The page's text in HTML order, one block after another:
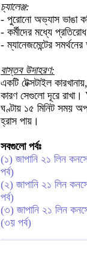
চ্যালেঞ্জ:
- পুরোনো অভ্যাস ভাঙা
- কর্মীদের মধ্যে
- ম্যানেজমেন্টের
বাস্তব উদাহরণ:
একটি টেক্সটাইল
কারণ সেগুলো দূরে
ঘণ্টায় ১৫ মিনিট সময়
হ্রাস পায়।
সবগুলো পর্বঃ
(১) জাপানি ২১ লিন
পর্ব)
(২) জাপানি ২১ লিন
পর্ব)
(৩) জাপানি ২১ লিন
(৩য় পর্ব)